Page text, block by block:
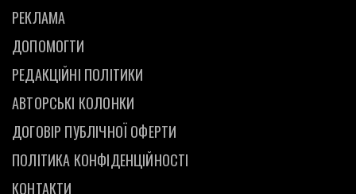
РЕКЛАМА
ДОПОМОГТИ
РЕДАКЦІЙНІ ПОЛІТИКИ
АВТОРСЬКІ КОЛОНКИ
ДОГОВІР ПУБЛІЧНОЇ ОФЕРТИ
ПОЛІТИКА КОНФІДЕНЦІЙНОСТІ
КОНТАКТИ